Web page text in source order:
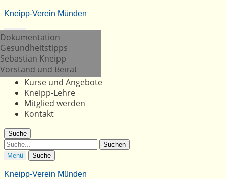
Kneipp-Verein Münden
Menü
Willkommen
Über uns
Berichte
Kneipp-Anlage
Partner
Vorstand und Beirat
Aktuelles
Termine
Kurse und Angebote
Kneipp-Lehre
Dokumentation
Gesundheitstipps
Sebastian Kneipp
Mitglied werden
Kontakt
Suche
Suche
Menü Suche
Kneipp-Verein Münden